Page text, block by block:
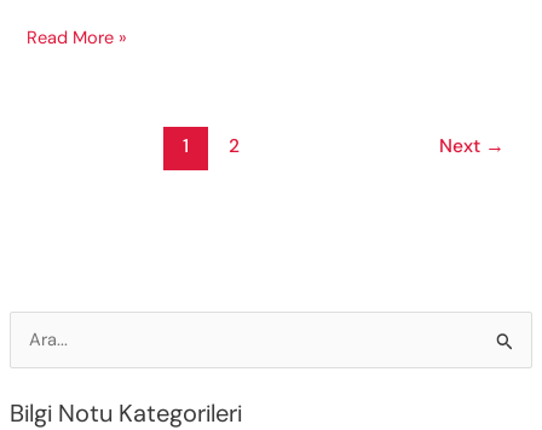
Onur
Read More »
1 2 Next →
e
Bilgi Notu Kategorileri